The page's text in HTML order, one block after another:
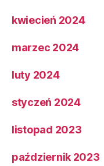
kwiecień 2024
marzec 2024
luty 2024
styczeń 2024
listopad 2023
październik 2023